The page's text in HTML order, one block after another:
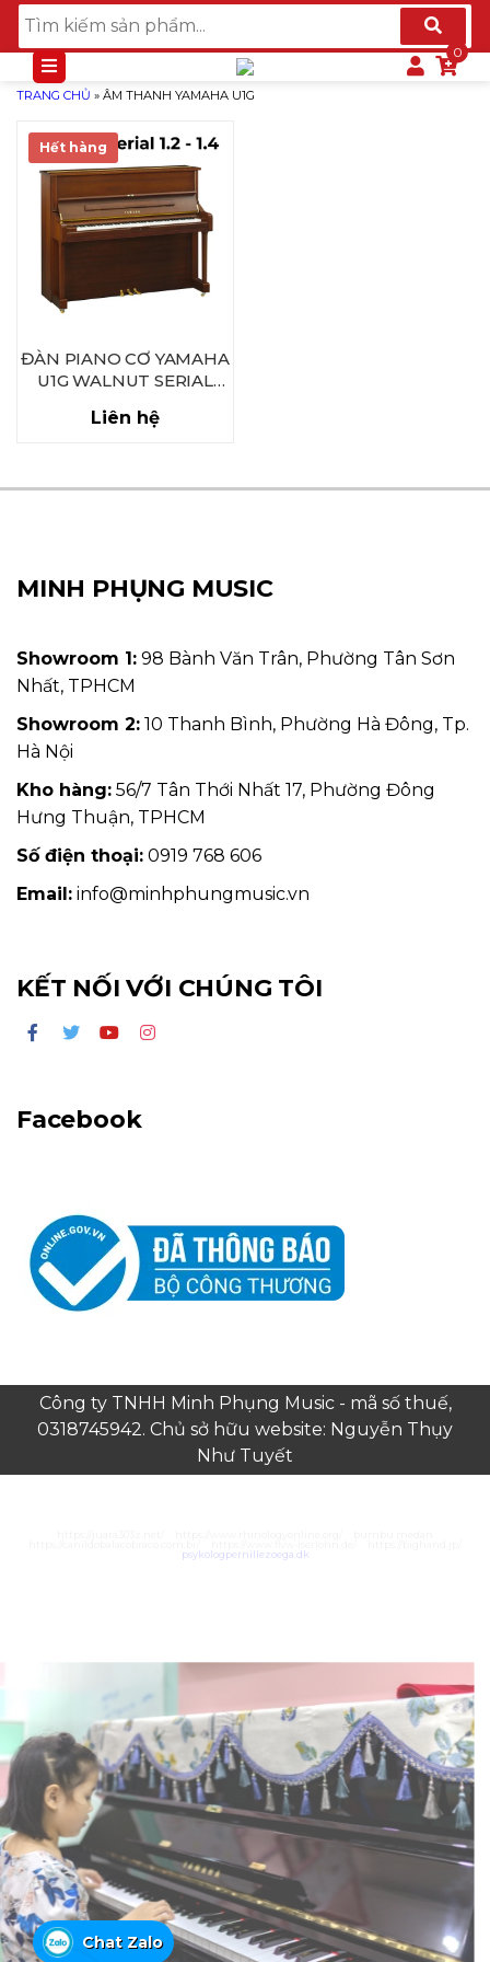
TRANG CHỦ » ÂM THANH YAMAHA U1G
Hết hàng
ĐÀN PIANO CƠ YAMAHA
U1G WALNUT SERIAL
Liên hệ
MINH PHỤNG MUSIC
Showroom 1: 98 Bành Văn Trân, Phường Tân Sơn
Nhất, TPHCM
Showroom 2: 10 Thanh Bình, Phường Hà Đông, Tp.
Hà Nội
Kho hàng: 56/7 Tân Thới Nhất 17, Phường Đông
Hưng Thuận, TPHCM
Số điện thoại: 0919 768 606
Email: info@minhphungmusic.vn
KẾT NỐI VỚI CHÚNG TÔI
Facebook
Công ty TNHH Minh Phụng Music - mã số thuế,
0318745942. Chủ sở hữu website: Nguyễn Thụy
Như Tuyết
Chat Zalo
psykologpernillezoega.dk